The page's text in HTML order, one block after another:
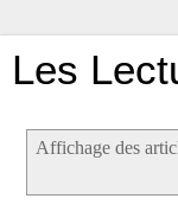
Les
Affichage des